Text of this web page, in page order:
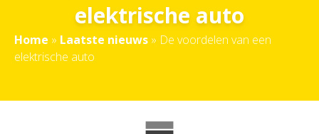
elektrische auto
Home » Laatste nieuws » De voordelen van een
elektrische auto